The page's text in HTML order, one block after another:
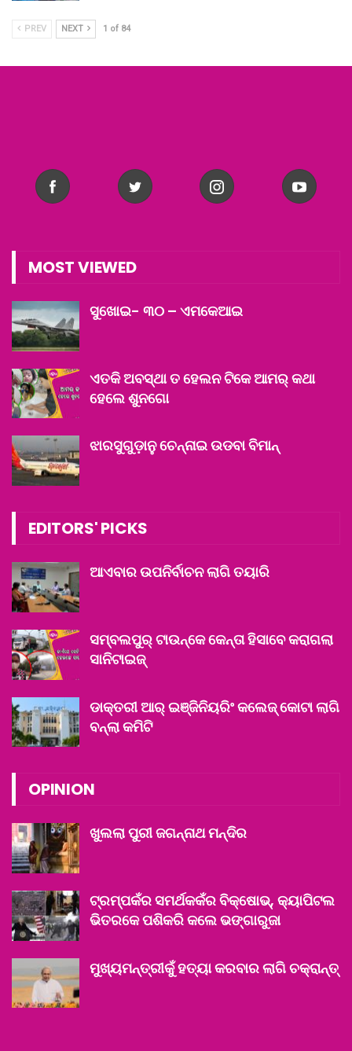
PREV NEXT 1 of 84
MOST VIEWED
ସୁଖୋଇ- ୩୦ – ଏମକେଆଇ
ଏତକି ଅବସ୍ଥା ତ ହେଲନ ଟିକେ ଆମର୍ କଥା
ହେଲେ ଶୁନଗୋ
ଝାରସୁଗୁଡ଼ାନୁ ଚେନ୍ନାଇ ଉଡବା ବିମାନ୍‌
EDITORS' PICKS
ଆଏବାର ଉପନିର୍ବାଚନ ଲାଗି ତୟାରି
ସମ୍ବଲପୁର୍ ଟାଉନ୍‌କେ କେନ୍ତା ହିସାବେ କରାଗଲା
ସାନିଟାଇଜ୍
ଡାକ୍ତରୀ ଆର୍ ଇଞ୍ଜିନିୟରିଂ କଲେଜ୍ କୋଟା ଲାଗି
ବନ୍‌ଲା କମିଟି
OPINION
ଖୁଲଲା ପୁରୀ ଜଗନ୍ନାଥ ମନ୍ଦିର
ଟ୍ରମ୍ପକଁର ସମର୍ଥକକଁର ବିକ୍ଷୋଭ୍‌, କ୍ୟାପିଟଲ
ଭିତରକେ ପଶିକରି କଲେ ଭଙ୍ଗାରୁଜା
ମୁଖ୍ୟମନ୍ତ୍ରୀକୁଁ ହତ୍ୟା କରବାର ଲାଗି ଚକ୍ରାନ୍ତ୍‌